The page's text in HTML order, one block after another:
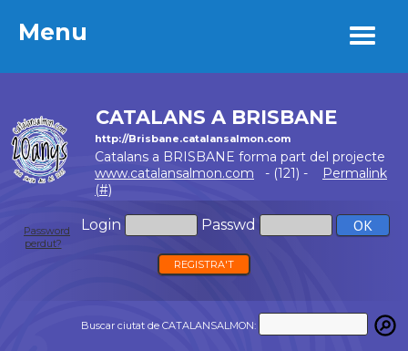
Menu
CATALANS A BRISBANE
http://Brisbane.catalansalmon.com
Catalans a BRISBANE forma part del projecte
www.catalansalmon.com - (121) -
Permalink
(#)
Login Passwd
Password
perdut?
REGISTRA'T
Buscar ciutat de CATALANSALMON:
Menu